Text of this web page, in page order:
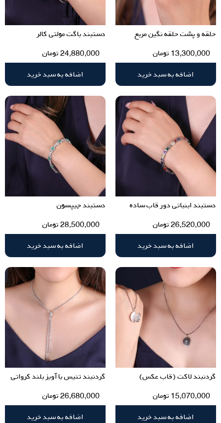
حلقه و پشت حلقه نگین مربع
13,300,000 تومان
اضافه به سبد خرید
دستبند باگت مولتی کالر
24,880,000تومان
اضافه به سبد خرید
دستبند ابنباتی دور قاب ساده
26,520,000تومان
اضافه به سبد خرید
دستبند جیپسون
28,500,000تومان
اضافه به سبد خرید
گردنبند لاکت (قاب عکس)
15,070,000 تومان
اضافه به سبد خرید
گردنبند تنیس با آویز بلند کرواتی
26,680,000تومان
اضافه به سبد خرید